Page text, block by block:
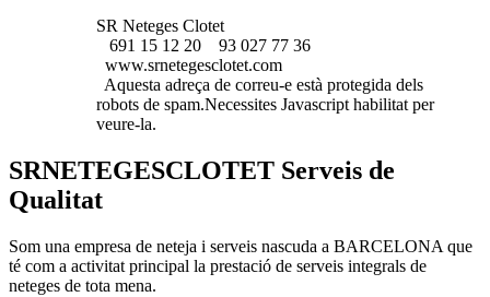
SR Neteges Clotet
691 15 12 20
93 027 77 36
www.srnetegesclotet.com
Aquesta adreça de correu-e està protegida dels
robots de spam.Necessites Javascript habilitat per
veure-la.
SRNETEGESCLOTET Serveis de
Qualitat
Som una empresa de neteja i serveis nascuda a BARCELONA que
té com a activitat principal la prestació de serveis integrals de
neteges de tota mena.